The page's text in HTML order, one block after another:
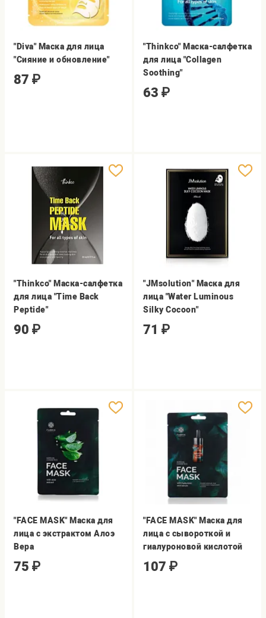
"Diva" Маска для лица
"Сияние и обновление"
87 ₽
"Thinkco" Маска-салфетка
для лица "Collagen
Soothing"
63 ₽
"Thinkco" Маска-салфетка
для лица "Time Back
Peptide"
90 ₽
"JMsolution" Маска для
лица "Water Luminous
Silky Cocoon"
71 ₽
"FACE MASK" Маска для
лица с экстрактом Алоэ
Вера
75 ₽
"FACE MASK" Маска для
лица с сывороткой и
гиалуроновой кислотой
107 ₽